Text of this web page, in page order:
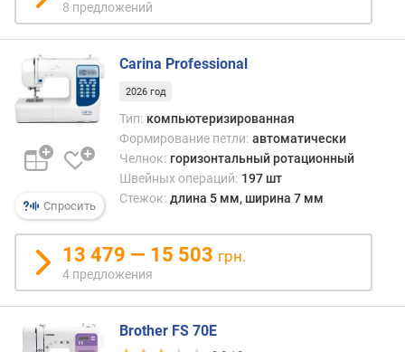
ж
е
н
и
й
к
о
и
с
в
о
с
8 предложений
Спросить
Carina Professional
2026 год
Тип: компьютеризированная
Формирование петли: автоматически
Челнок: горизонтальный ротационный
Швейных операций: 197 шт
Стежок: длина 5 мм, ширина 7 мм
13 479 — 15 503 грн.
4 предложения
Brother FS 70E